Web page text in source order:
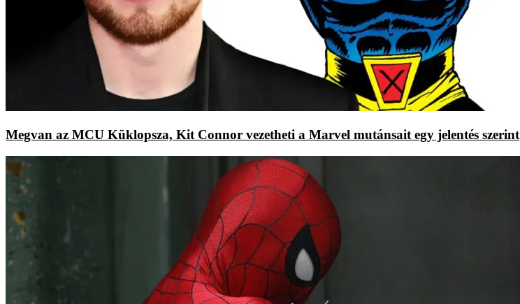
Megvan az MCU Küklopsza, Kit Connor vezetheti a Marvel mutánsait egy jelentés szerint